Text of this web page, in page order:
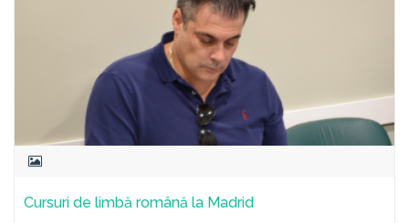
Cursuri de limbă română la Madrid